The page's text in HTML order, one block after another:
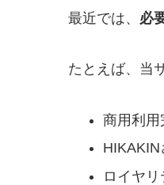
最近では、 必
たとえば、当
商用利用
ロイヤ